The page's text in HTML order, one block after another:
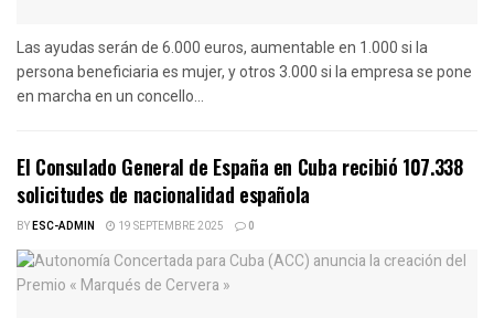
Las ayudas serán de 6.000 euros, aumentable en 1.000 si la
persona beneficiaria es mujer, y otros 3.000 si la empresa se pone
en marcha en un concello...
El Consulado General de España en Cuba recibió 107.338
solicitudes de nacionalidad española
BYESC-ADMIN 19 SEPTEMBRE 2025 0